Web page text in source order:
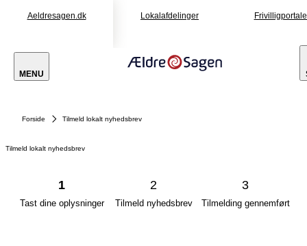
Aeldresagen.dk Lokalafdelinger
MENU
Forside Tilmeld lokalt nyhedsbrev
Tilmeld lokalt nyhedsbrev
1
Tast dine oplysninger
2
Tilmeld nyhedsbrev
3
Tilmelding gennemført